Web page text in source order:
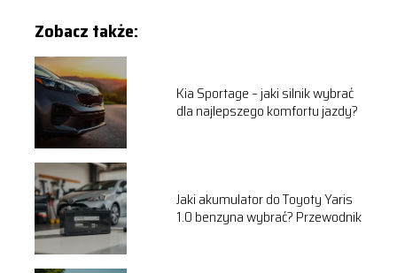
Zobacz także:
Kia Sportage – jaki silnik wybrać
dla najlepszego komfortu jazdy?
Jaki akumulator do Toyoty Yaris
1.0 benzyna wybrać? Przewodnik